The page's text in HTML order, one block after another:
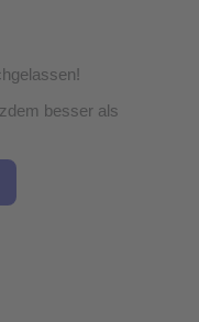
besser als